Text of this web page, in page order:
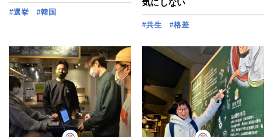
#選挙 #韓国
気にしない
#共生 #格差